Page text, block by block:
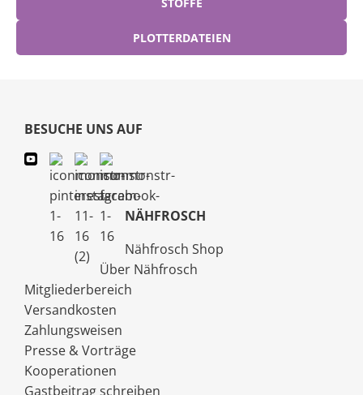
PLOTTERDATEIEN
BESUCHE UNS AUF
NÄHFROSCH
Nähfrosch Shop
Über Nähfrosch
Mitgliederbereich
Versandkosten
Zahlungsweisen
Presse & Vorträge
Kooperationen
Gastbeitrag schreiben